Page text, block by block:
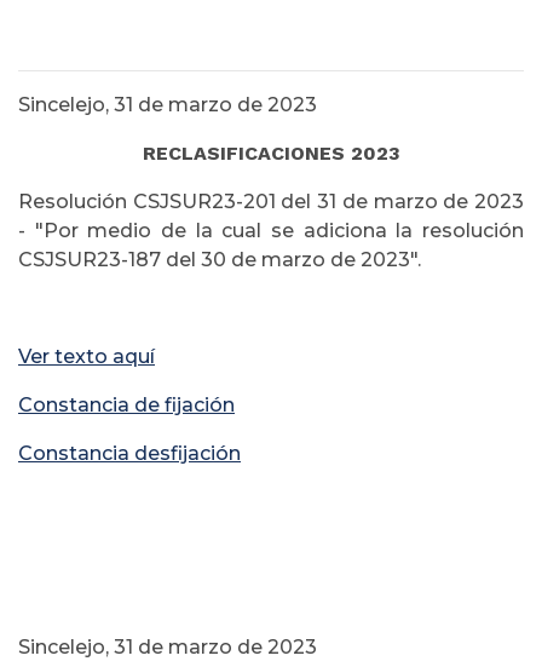
Sincelejo, 31 de marzo de 2023
RECLASIFICACIONES 2023
Resolución CSJSUR23-201 del 31 de marzo de 2023
- "Por medio de la cual se adiciona la resolución
CSJSUR23-187 del 30 de marzo de 2023".
Ver texto aquí
Constancia de fijación
Constancia desfijación
Sincelejo, 31 de marzo de 2023